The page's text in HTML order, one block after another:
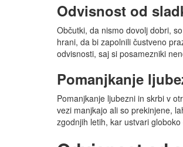
Odvisnost od
Občutki, da nismo dovolj dobri,
hrani, da bi zapolnili čustveno
odvisnosti, saj si posamezniki
Pomanjkanje
Pomanjkanje ljubezni in skrbi v
vezi manjkajo ali so prekinjene,
zgodnjih letih, kar ustvari